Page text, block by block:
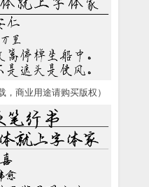
商业用途请购买版权）